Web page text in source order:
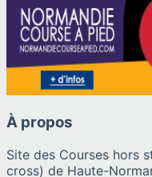
À propos
Site des Courses hors
cross) de Haute-